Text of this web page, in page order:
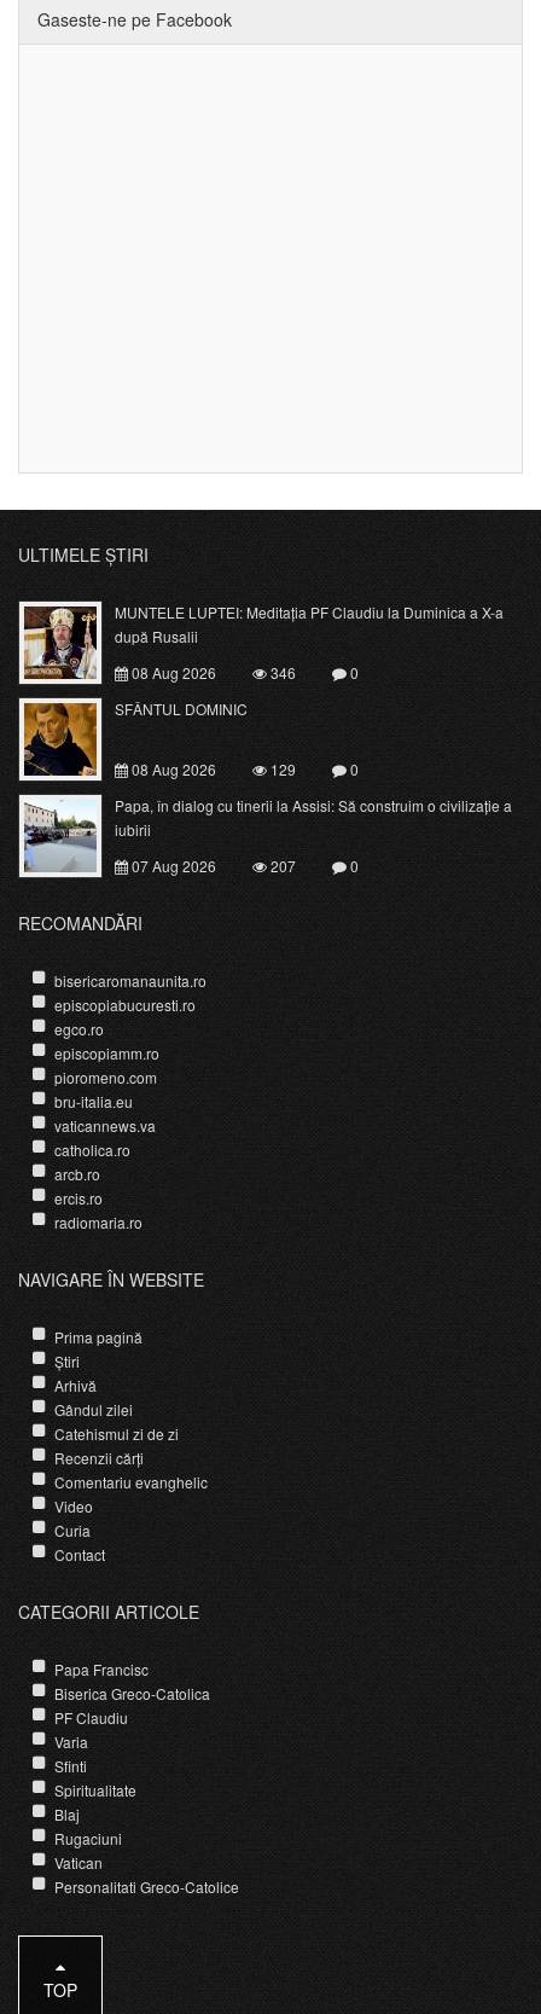
Gaseste-ne pe Facebook
ULTIMELE ȘTIRI
MUNTELE LUPTEI: Meditația PF Claudiu la Duminica a X-a
după Rusalii
08 Aug 2026
346
0
SFÂNTUL DOMINIC
08 Aug 2026 129
0
Papa, în dialog cu tinerii la Assisi: Să construim o civilizație a
iubirii
07 Aug 2026
207 0
RECOMANDĂRI
bisericaromanaunita.ro
episcopiabucuresti.ro
egco.ro
episcopiamm.ro
pioromeno.com
bru-italia.eu
vaticannews.va
catholica.ro
arcb.ro
ercis.ro
radiomaria.ro
NAVIGARE ÎN WEBSITE
Prima pagină
Știri
Arhivă
Gândul zilei
Catehismul zi de zi
Recenzii cărți
Comentariu evanghelic
Video
Curia
Contact
CATEGORII ARTICOLE
Papa Francisc
Biserica Greco-Catolica
PF Claudiu
Varia
Sfinti
Spiritualitate
Blaj
Rugaciuni
Vatican
Personalitati Greco-Catolice
TOP